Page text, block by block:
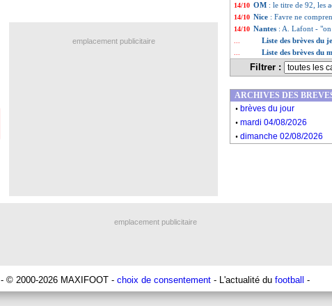
14/10 OM : le titre de 92, les
14/10 Nice : Favre ne
14/10 Nantes : A. Lafont - "on
Liste des brèves du
Liste des brèves du
Filtrer :
emplacement publicitaire
ARCHIVES DES
. brèves du jour
. mardi 04/08/2026
. dimanche 02/08/2026
emplacement publicitaire
- © 2000-2026 MAXIFOOT - choix de consentement - L'actualité du football -